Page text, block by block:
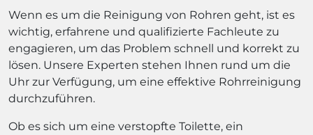
Wenn es um die Reinigung von Rohren geht, ist es
wichtig, erfahrene und qualifizierte Fachleute zu
engagieren, um das Problem schnell und korrekt zu
lösen. Unsere Experten stehen Ihnen rund um die
Uhr zur Verfügung, um eine effektive Rohrreinigung
durchzuführen.
Ob es sich um eine verstopfte Toilette, ein